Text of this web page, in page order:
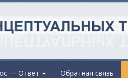
— Ответ Обратная связь